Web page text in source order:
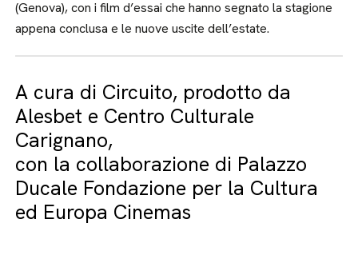
(Genova), con i film d’essai che hanno segnato la stagione
appena conclusa e le nuove uscite dell’estate.
A cura di Circuito, prodotto da
Alesbet e Centro Culturale
Carignano,
con la collaborazione di Palazzo
Ducale Fondazione per la Cultura
ed Europa Cinemas